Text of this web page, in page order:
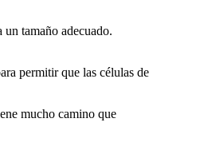
tamaño adecuado.
permitir que las células de
mucho camino que